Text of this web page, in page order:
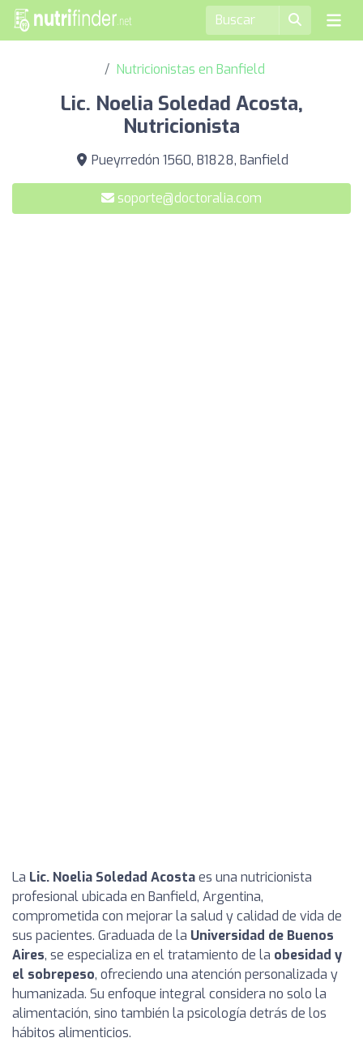
Nutricionistas en Banfield
Lic. Noelia Soledad Acosta,
Nutricionista
Pueyrredón 1560, B1828, Banfield
soporte@doctoralia.com
La Lic. Noelia Soledad Acostaes una nutricionista
profesional ubicada en Banfield, Argentina,
comprometida con mejorar la salud y calidad de vida de
sus pacientes. Graduada de la Universidad de Buenos
Aires, se especializa en el tratamiento de la obesidad y
el sobrepeso, ofreciendo una atención personalizada y
humanizada. Su enfoque integral considera no solo la
alimentación, sino también la psicología detrás de los
hábitos alimenticios.